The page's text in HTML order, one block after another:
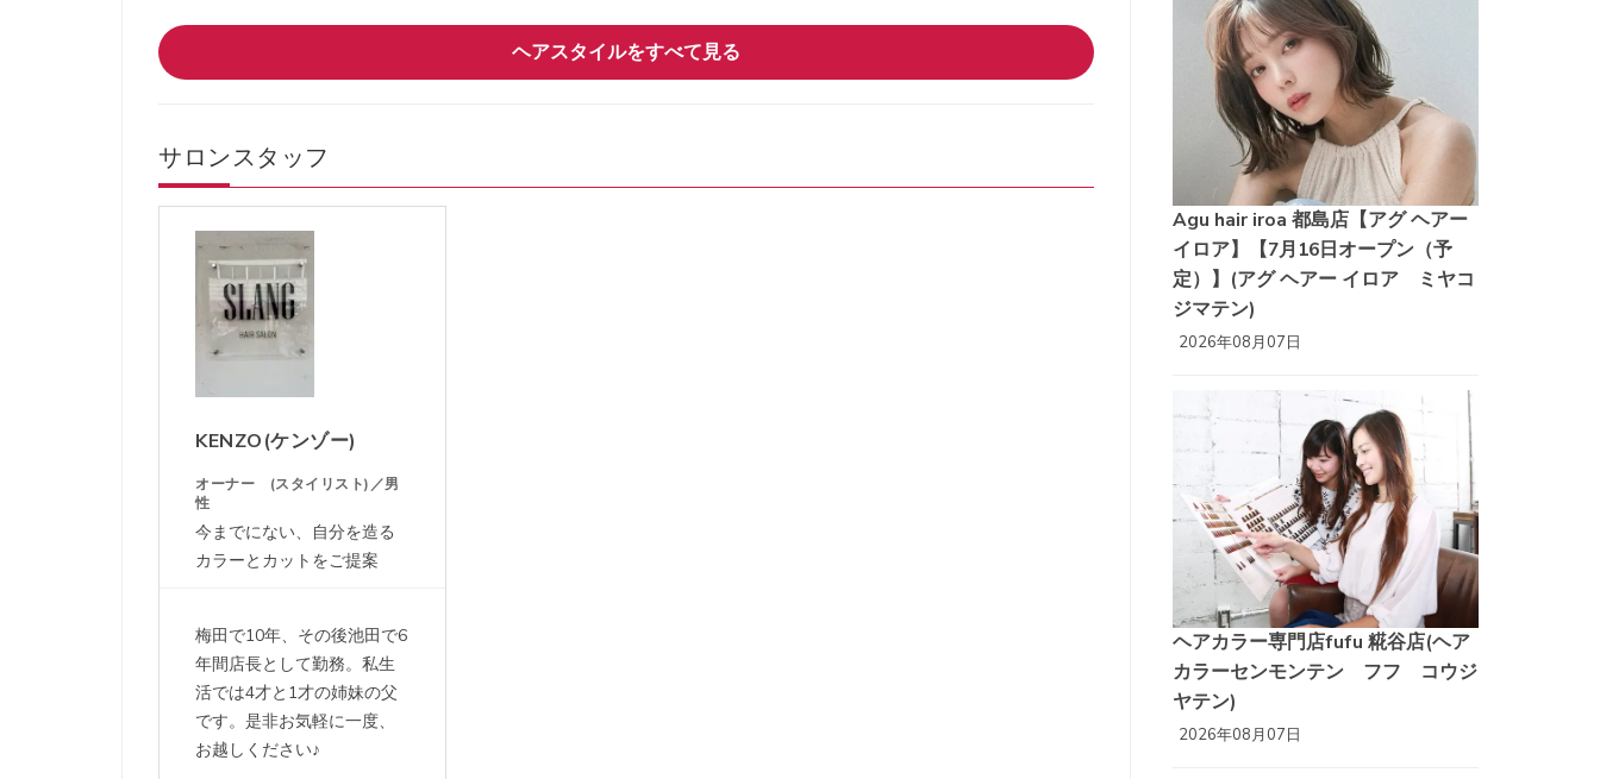
ヘアスタイルをすべて見る
サロンスタッフ
KENZO(ケンゾー)
オーナー (スタイリスト)／男
性
今までにない、自分を造る
カラーとカットをご提案
梅田で10年、その後池田で6
年間店長として勤務。私生
活では4才と1才の姉妹の父
です。是非お気軽に一度、
お越しください♪
Agu hair iroa 都島店【アグ ヘアー
イロア】【7月16日オープン（予
定）】(アグ ヘアー イロア ミヤコ
ジマテン)
2026年08月07日
ヘアカラー専門店fufu 糀谷店(ヘア
カラーセンモンテン フフ コウジ
ヤテン)
2026年08月07日